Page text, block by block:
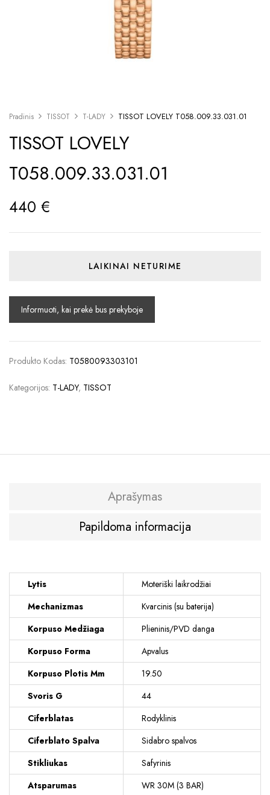
Pradinis TISSOT T-LADY TISSOT LOVELY T058.009.33.031.01
TISSOT LOVELY
T058.009.33.031.01
440 €
LAIKINAI NETURIME
Produkto Kodas: T0580093303101
Kategorijos: T-LADY, TISSOT
Aprašymas
Papildoma informacija
Lytis
Moteriški laikrodžiai
Mechanizmas
Kvarcinis (su baterija)
Korpuso Medžiaga
Plieninis/PVD danga
Korpuso Forma
Apvalus
Korpuso Plotis Mm
19.50
Svoris G
44
Ciferblatas
Rodyklinis
Ciferblato Spalva
Sidabro spalvos
Stikliukas
Safyrinis
Atsparumas
WR 30M (3 BAR)